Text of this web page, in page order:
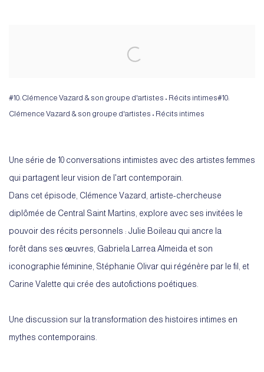
#10: Clémence Vazard & son groupe d'artistes • Récits intimes#10:
Clémence Vazard & son groupe d'artistes • Récits intimes
Une série de 10 conversations intimistes avec des artistes femmes
qui partagent leur vision de l'art contemporain.
Dans cet épisode, Clémence Vazard, artiste-chercheuse
diplômée de Central Saint Martins, explore avec ses invitées le
pouvoir des récits personnels : Julie Boileau qui ancre la
forêt dans ses œuvres, Gabriela Larrea Almeida et son
iconographie féminine, Stéphanie Olivar qui régénère par le fil, et
Carine Valette qui crée des autofictions poétiques.
Une discussion sur la transformation des histoires intimes en
mythes contemporains.